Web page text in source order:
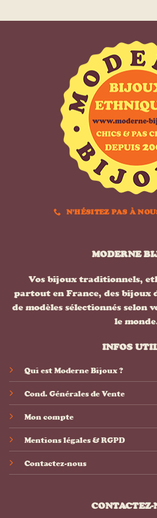
N'HÉSITEZ PAS À
MODERNE
Vos bijoux traditionnels,
partout en France, des bijoux
de modèles sélectionnés selon
le
INFOS
Qui est Moderne Bijoux ?
Cond. Générales de Vente
Mon compte
Mentions légales & RGPD
Contactez-nous
CONTACTEZ-